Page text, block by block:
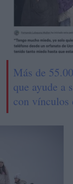
Más de
que ayude a
con vínculos